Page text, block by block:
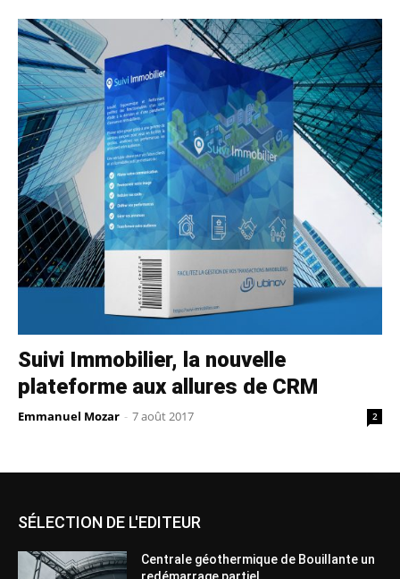
Suivi Immobilier, la nouvelle
plateforme aux allures de CRM
Emmanuel Mozar - 7 août 2017 2
SÉLECTION DE L'EDITEUR
Centrale géothermique de Bouillante un